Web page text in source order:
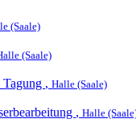
(Saale)
(Saale)
Tagung , Halle (Saale)
, Halle